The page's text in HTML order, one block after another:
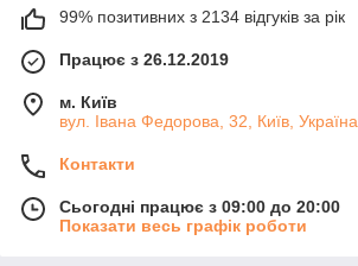
99% позитивних з 2134 відгуків за рік
Працює з 26.12.2019
м. Київ
вул. Івана Федорова, 32, Київ, Україна
Контакти
Сьогодні працює з 09:00 до 20:00
Показати весь графік роботи